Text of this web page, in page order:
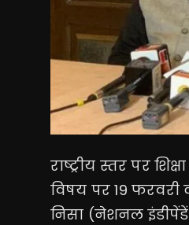
राष्ट्रीय स्तर पर
विषय पर 19 फरवरी
निसा (नेशनल